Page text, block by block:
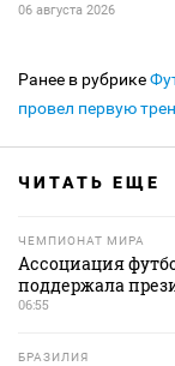
06 августа 2026
Ранее в рубрике
провел первую
ЧИТАТЬ ЕЩЕ
ЧЕМПИОНАТ МИРА
Ассоциация
поддержала
06:55
БРАЗИЛИЯ